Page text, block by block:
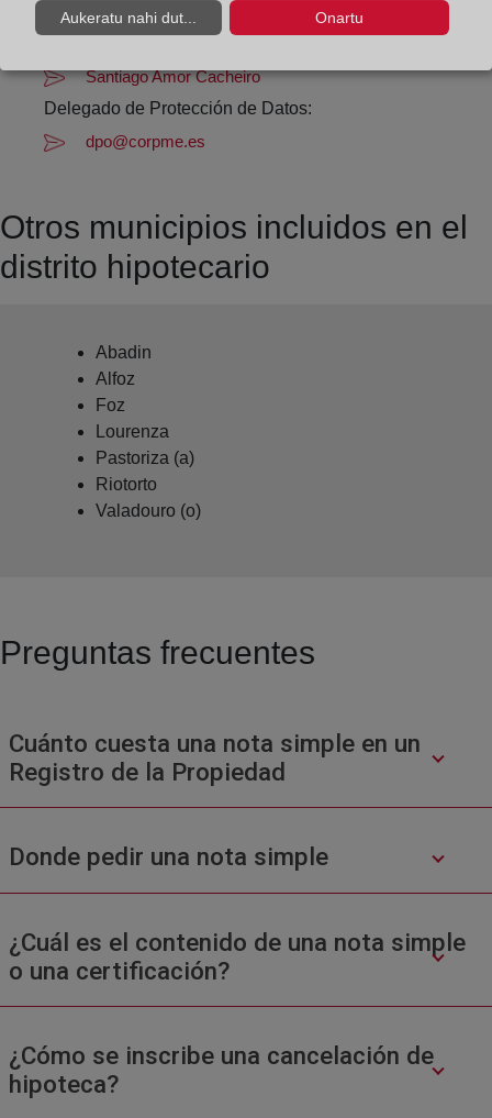
mondonedo@registrodelapropiedad.org
Santiago Amor Cacheiro
Delegado de Protección de Datos:
dpo@corpme.es
Otros municipios incluidos en el
distrito hipotecario
Abadin
Alfoz
Foz
Lourenza
Pastoriza (a)
Riotorto
Valadouro (o)
Preguntas frecuentes
Cuánto cuesta una nota simple en un
Registro de la Propiedad
Donde pedir una nota simple
¿Cuál es el contenido de una nota simple
o una certificación?
¿Cómo se inscribe una cancelación de
hipoteca?
Aukeratu nahi dut... Onartu